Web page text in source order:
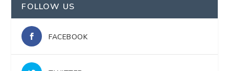
FOLLOW US
FACEBOOK